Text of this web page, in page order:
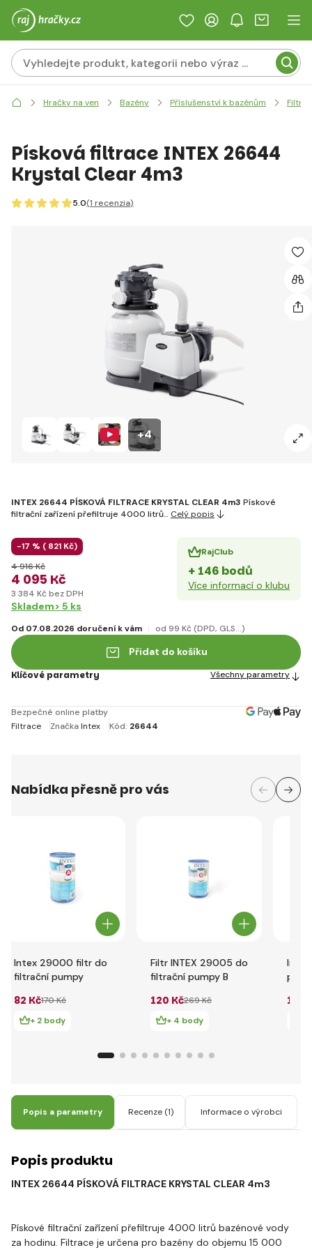
Hračky na ven Bazény Příslušenství k bazénům
+4
Písková filtrace INTEX 26644
Krystal Clear 4m3
5.0(1 recenzia)
INTEX 26644 PÍSKOVÁ FILTRACE KRYSTAL CLEAR 4m3 Pískové
filtrační zařízení přefiltruje 4000 litrů… Celý popis
-17 % ( 821 Kč)
4 095 Kč
4 916 Kč
3 384 Kč bez DPH
RajClub
+ 146 bodů
Více informací o klubu
Skladem> 5 ks
Od 07.08.2026 doručení k vám od 99 Kč(DPD, GLS...)
Přidat do košíku
Klíčové parametry Všechny parametry
Bezpečné online platby
Filtrace
ZnačkaIntex Kód: 26644
Nabídka přesně pro vás
Intex 29000 filtr do
filtrační pumpy
82 Kč170 Kč
+ 2 body
Filtr INTEX 29005 do
filtrační pumpy B
120 Kč269 Kč
+ 4 body
144
Popis a parametry Recenze (1) Informace o výrobci
Popis produktu
INTEX 26644 PÍSKOVÁ FILTRACE KRYSTAL CLEAR 4m3
Pískové filtrační zařízení přefiltruje 4000 litrů bazénové vody
za hodinu. Filtrace je určena pro bazény do objemu 15 000